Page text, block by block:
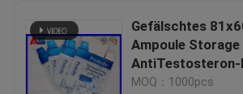
Plastikblasenverpacken
Kundenspezifische Kosmetik-
Gefälschtes
Ampoule
MOQ：1000pcs